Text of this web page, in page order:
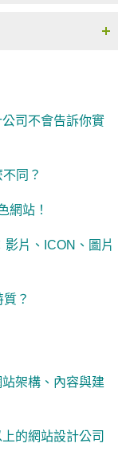
司不會告訴你實
同？
網站！
片、ICON、圖片
？
架構、內容與建
的網站設計公司